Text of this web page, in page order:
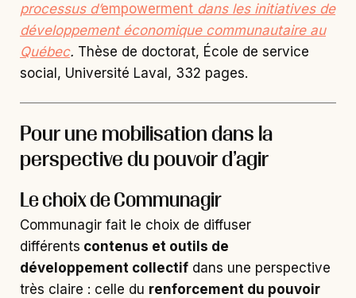
processus d’empowerment dans les initiatives de
développement économique communautaire au
Québec. Thèse de doctorat, École de service
social, Université Laval, 332 pages.
Pour une mobilisation dans la
perspective du pouvoir d’agir
Le choix de Communagir
Communagir fait le choix de diffuser
différents contenus et outils de
développement collectif dans une perspective
très claire : celle du renforcement du pouvoir